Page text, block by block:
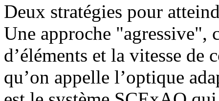
Deux stratégies pour
Une approche "agressive",
d’éléments et la vitesse de
qu’on appelle l’optique